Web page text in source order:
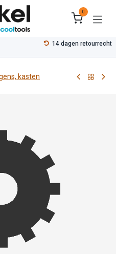
0
14 dagen retourrecht
kasten